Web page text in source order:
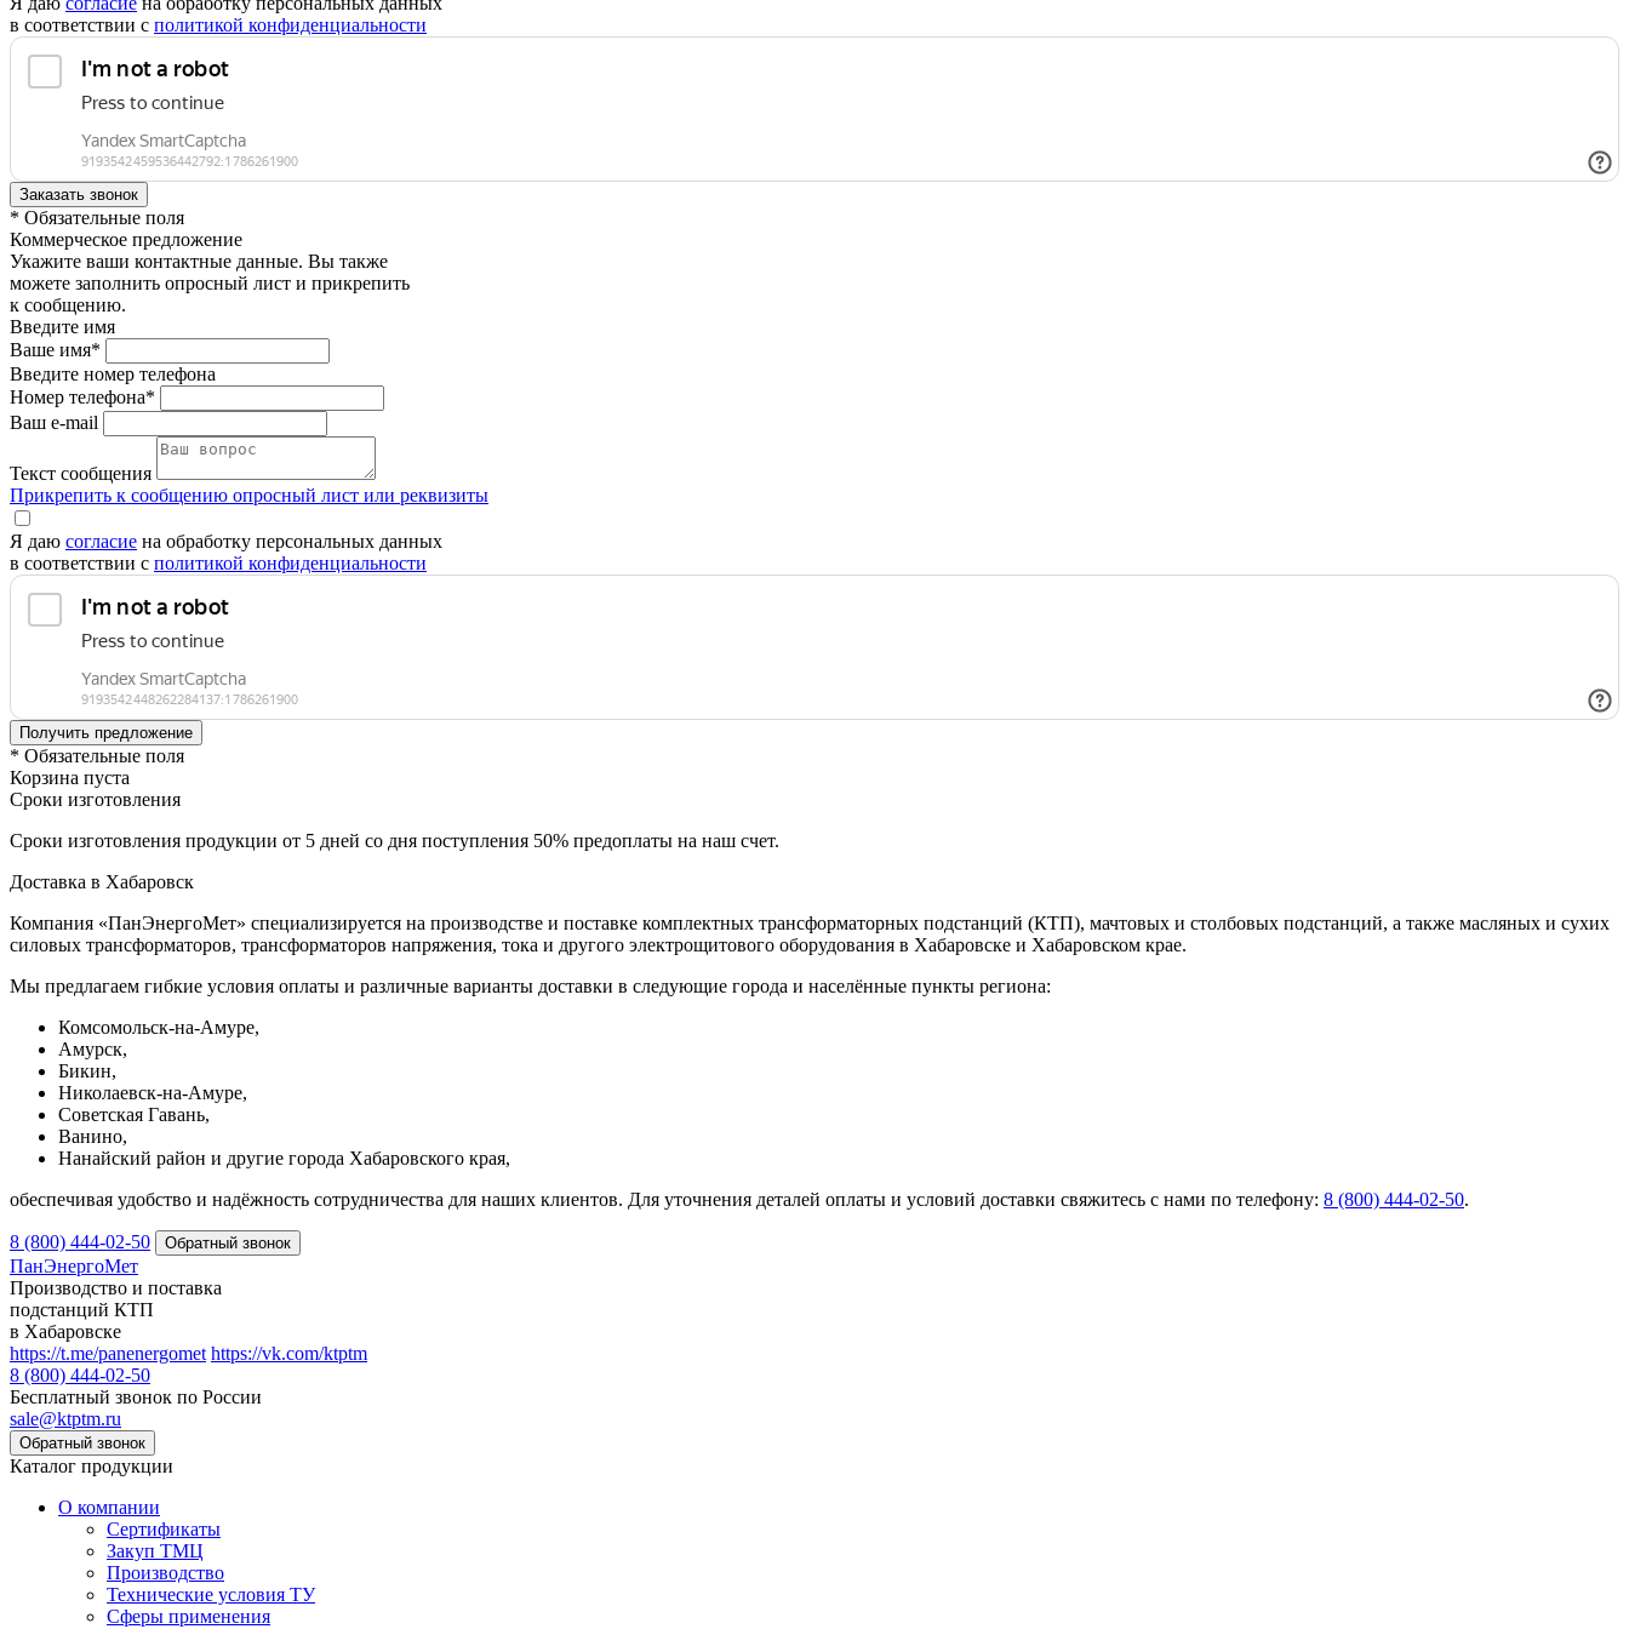
в соответствии с политикой конфиденциальности
* Обязательные поля
Коммерческое предложение
Укажите ваши контактные данные. Вы также
можете заполнить опросный лист и прикрепить
к сообщению.
Введите имя
Ваше имя*
Введите номер телефона
Номер телефона*
Ваш e-mail
Текст сообщения
Прикрепить к сообщению опросный лист или реквизиты
Я даю согласие на обработку персональных данных
в соответствии с политикой конфиденциальности
* Обязательные поля
Корзина пуста
Сроки изготовления
Сроки изготовления продукции от 5 дней со дня поступления 50% предоплаты на наш счет.
Доставка в Хабаровск
Компания «ПанЭнергоМет» специализируется на производстве и поставке комплектных трансформаторных подстанций (КТП), мачтовых и столбовых подстанций, а также масляных и сухих
силовых трансформаторов, трансформаторов напряжения, тока и другого электрощитового оборудования в Хабаровске и Хабаровском крае.
Мы предлагаем гибкие условия оплаты и различные варианты доставки в следующие города и населённые пункты региона:
Комсомольск-на-Амуре,
Амурск,
Бикин,
Николаевск-на-Амуре,
Советская Гавань,
Ванино,
Нанайский район и другие города Хабаровского края,
обеспечивая удобство и надёжность сотрудничества для наших клиентов. Для уточнения деталей оплаты и условий доставки свяжитесь с нами по телефону: 8 (800) 444‑02‑50.
8 (800) 444-02-50
ПанЭнергоМет
Производство и поставка
подстанций КТП
в Хабаровске
https://t.me/panenergomet https://vk.com/ktptm
8 (800) 444-02-50
Бесплатный звонок по России
sale@ktptm.ru
Каталог продукции
О компании
Сертификаты
Закуп ТМЦ
Производство
Технические условия ТУ
Сферы применения